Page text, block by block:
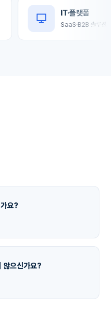
IT·플랫폼
SaaS·B2B 솔루션
요?
않으신가요?